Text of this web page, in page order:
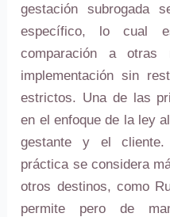
gestación subrogada
específico, lo cual
comparación a otras
implementación sin
estrictos. Una de las
en el enfoque de la ley
gestante y el
práctica se considera
otros destinos, como
permite pero de